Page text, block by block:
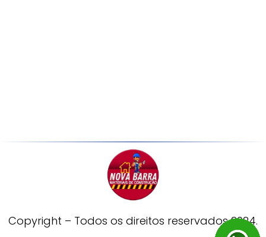
Copyright – Todos os direitos reservados 2024.